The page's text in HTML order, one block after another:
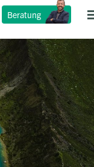
Beratung